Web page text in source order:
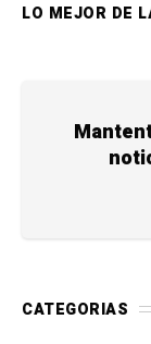
LO MEJOR DE
CATEGORIAS